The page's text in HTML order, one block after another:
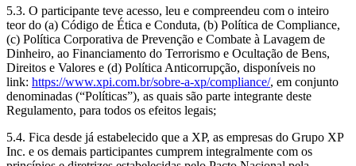
5.3. O participante teve acesso, leu e compreendeu com o inteiro
teor do (a) Código de Ética e Conduta, (b) Política de Compliance,
(c) Política Corporativa de Prevenção e Combate à Lavagem de
Dinheiro, ao Financiamento do Terrorismo e Ocultação de Bens,
Direitos e Valores e (d) Política Anticorrupção, disponíveis no
link: https://www.xpi.com.br/sobre-a-xp/compliance/, em conjunto
denominadas (“Políticas”), as quais são parte integrante deste
Regulamento, para todos os efeitos legais;
5.4. Fica desde já estabelecido que a XP, as empresas do Grupo XP
Inc. e os demais participantes cumprem integralmente com os